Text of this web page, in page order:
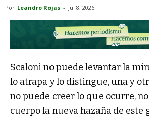
Por Leandro Rojas - Jul 8, 2026
Scaloni no puede levantar la
lo atrapa y lo distingue, una y
no puede creer lo que ocurre,
cuerpo la nueva hazaña de este